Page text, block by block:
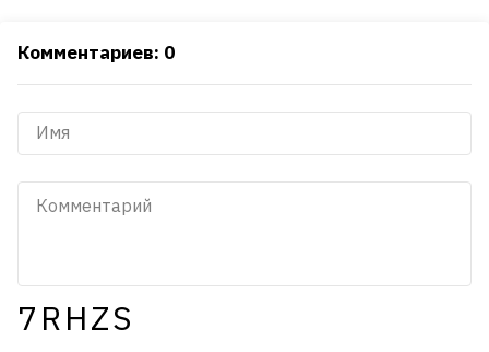
Комментариев: 0
7RHZS